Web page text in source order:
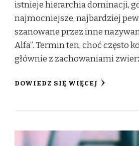
istnieje hierarchia dominacji,
najmocniejsze, najbardziej
szanowane przez inne
Alfa”. Termin ten, choć często
głównie z zachowaniami
DOWIEDZ SIĘ WIĘCEJ